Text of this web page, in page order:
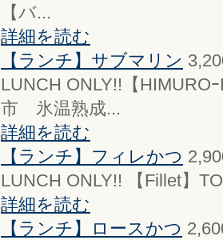
【バ...
詳細を読む
【ランチ】サブマリン
LUNCH ONLY!!【HIMURO
市 氷温熟成...
詳細を読む
【ランチ】フィレかつ
LUNCH ONLY!! 【Fillet】
詳細を読む
【ランチ】ロースかつ